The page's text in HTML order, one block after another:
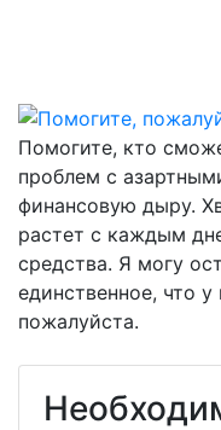
Помогите, кто
проблем с
финансовую дыру.
растет с каждым
средства. Я могу
единственное, что
пожалуйста.